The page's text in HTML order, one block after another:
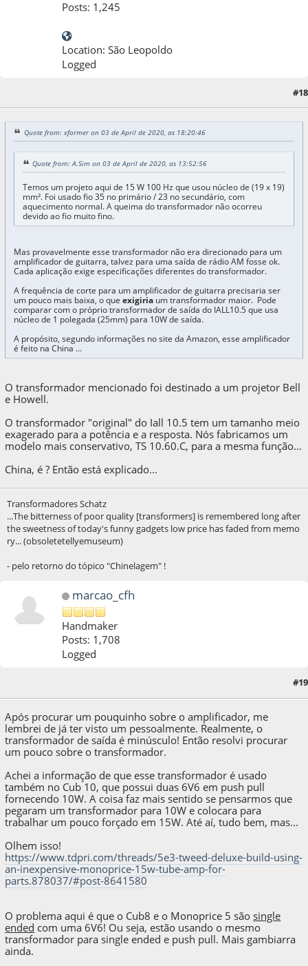
Posts: 1,245
Location: São Leopoldo
Logged
: 03 de April de 2020, as 18:31:27 by A.Sim
#18
Quote from: xformer on 03 de April de 2020, as 18:20:46
Quote from: A.Sim on 03 de April de 2020, as 13:52:56
Temos um projeto aqui de 15 W 100 Hz que usou núcleo de (19 x 19)
mm². Foi usado fio 35 no primário / 23 no secundário, com
aquecimento normal. A queima do transformador não ocorreu
devido ao fio muito fino.
Mas provavelmente esse transformador não era direcionado para um
amplificador de guitarra, talvez para uma saída de rádio AM fosse ok.
Cada aplicação exige especificações diferentes do transformador.
A frequência de corte para um amplificador de guitarra precisaria ser
um pouco mais baixa, o que exigiriaum transformador maior. Pode
comparar com o próprio transformador de saída do IALL10.5 que usa
núcleo de 1 polegada (25mm) para 10W de saída.
A propósito, segundo informações no site da Amazon, esse amplificador
é feito na China ...
O transformador mencionado foi destinado a um projetor Bell
e Howell.
O transformador "original" do Iall 10.5 tem um tamanho meio
exagerado para a potência e a resposta. Nós fabricamos um
modelo mais conservativo, TS 10.60.C, para a mesma função...
China, é ? Então está explicado...
Transformadores Schatz
...The bitterness of poor quality [transformers] is remembered long after
the sweetness of today's funny gadgets low price has faded from memo
ry... (obsoletetellyemuseum)
- pelo retorno do tópico "Chinelagem" !
marcao_cfh
Handmaker
Posts: 1,708
Logged
#19
Após procurar um pouquinho sobre o amplificador, me
lembrei de já ter visto um pessoalmente. Realmente, o
transformador de saída é minúsculo! Então resolvi procurar
um pouco sobre o transformador.
Achei a informação de que esse transformador é usado
também no Cub 10, que possui duas 6V6 em push pull
fornecendo 10W. A coisa faz mais sentido se pensarmos que
pegaram um transformador para 10W e colocara para
trabalhar um pouco forçado em 15W. Até aí, tudo bem, mas...
Olhem isso!
https://www.tdpri.com/threads/5e3-tweed-deluxe-build-using-
an-inexpensive-monoprice-15w-tube-amp-for-
parts.878037/#post-8641580
O problema aqui é que o Cub8 e o Monoprice 5 são single
ended com uma 6V6! Ou seja, estão usando o mesmo
transformador para single ended e push pull. Mais gambiarra
ainda.